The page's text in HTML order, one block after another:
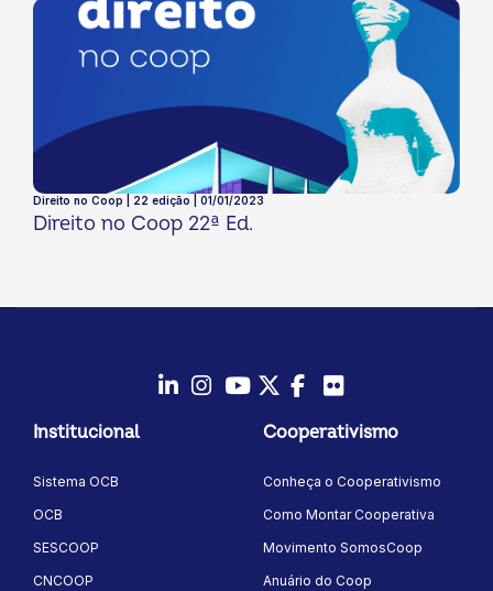
Direito no Coop | 22 edição | 01/01/2023
Direito no Coop 22ª Ed.
Instagram
YoutubeTwitter/X
Facebook
Institucional
Sistema OCB
OCB
SESCOOP
CNCOOP
Cooperativismo
Conheça o Cooperativismo
Como Montar Cooperativa
Movimento SomosCoop
Anuário do Coop